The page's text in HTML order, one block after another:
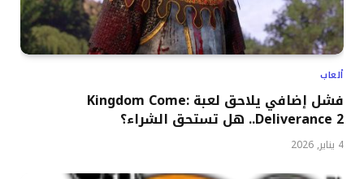
ألعاب
فشل إضافي يلاحق لعبة Kingdom Come:
Deliverance 2.. هل تستحق الشراء؟
4 يناير, 2026